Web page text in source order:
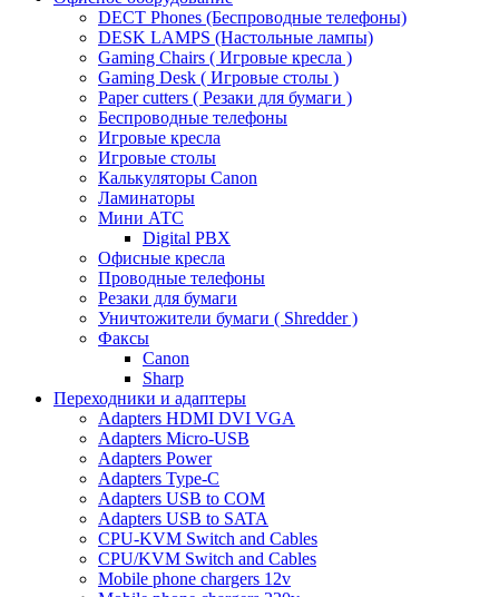
DECT Phones (Беспроводные телефоны)
DESK LAMPS (Настольные лампы)
Gaming Chairs ( Игровые кресла )
Gaming Desk ( Игровые столы )
Paper cutters ( Резаки для бумаги )
Беспроводные телефоны
Игровые кресла
Игровые столы
Калькуляторы Canon
Ламинаторы
Мини АТС
Digital PBX
Офисные кресла
Проводные телефоны
Резаки для бумаги
Уничтожители бумаги ( Shredder )
Факсы
Canon
Sharp
Переходники и адаптеры
Adapters HDMI DVI VGA
Adapters Micro-USB
Adapters Power
Adapters Type-C
Adapters USB to COM
Adapters USB to SATA
CPU-KVM Switch and Cables
CPU/KVM Switch and Cables
Mobile phone chargers 12v